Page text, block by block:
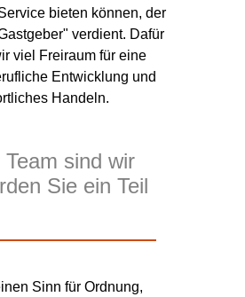
bieten können, der
verdient. Dafür
viel Freiraum für eine
Entwicklung und
Handeln.
sind wir
Sie ein Teil
Sinn für Ordnung,